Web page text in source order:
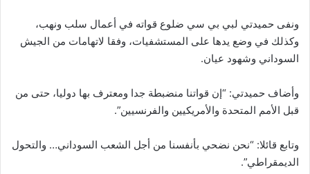
ونفى حميدتي لبي بي سي ضلوع قواته في أعمال سلب ونهب،
وكذلك في وضع يدها على المستشفيات، وفقا لاتهامات من الجيش
السوداني وشهود عيان.
وأضاف حميدتي: “إن قواتنا منضبطة جدا ومعترف بها دوليا، حتى من
قبل الأمم المتحدة والأمريكيين والفرنسيين”.
وتابع قائلا: “نحن نضحي بأنفسنا من أجل الشعب السوداني… والتحول
الديمقراطي”.